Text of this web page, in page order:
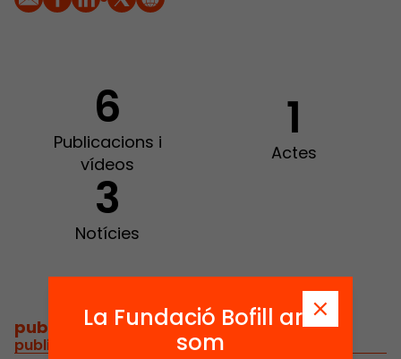
6
Publicacions i
vídeos
1
Actes
3
Notícies
publicacions i vídeos/
publicacions i vídeos relacionats
La Fundació Bofill ara
som